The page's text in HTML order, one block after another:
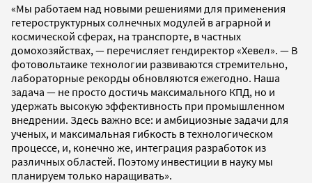
«Мы работаем над новыми решениями для применения
гетероструктурных солнечных модулей в аграрной и
космической сферах, на транспорте, в частных
домохозяйствах, — перечисляет гендиректор «Хевел». — В
фотовольтаике технологии развиваются стремительно,
лабораторные рекорды обновляются ежегодно. Наша
задача — не просто достичь максимального КПД, но и
удержать высокую эффективность при промышленном
внедрении. Здесь важно все: и амбициозные задачи для
ученых, и максимальная гибкость в технологическом
процессе, и, конечно же, интеграция разработок из
различных областей. Поэтому инвестиции в науку мы
планируем только наращивать».